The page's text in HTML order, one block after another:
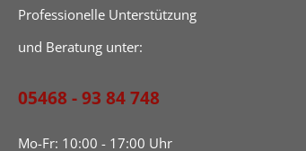
Professionelle Unterstützung
und Beratung unter:
05468 - 93 84 748
Mo-Fr: 10:00 - 17:00 Uhr